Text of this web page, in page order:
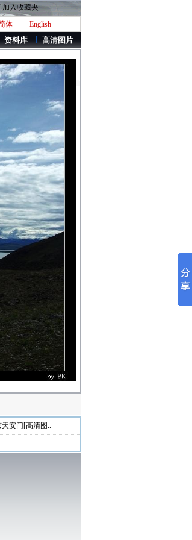
加入收藏夹
体
·English
资料库 高清图片
天安门[高清图..